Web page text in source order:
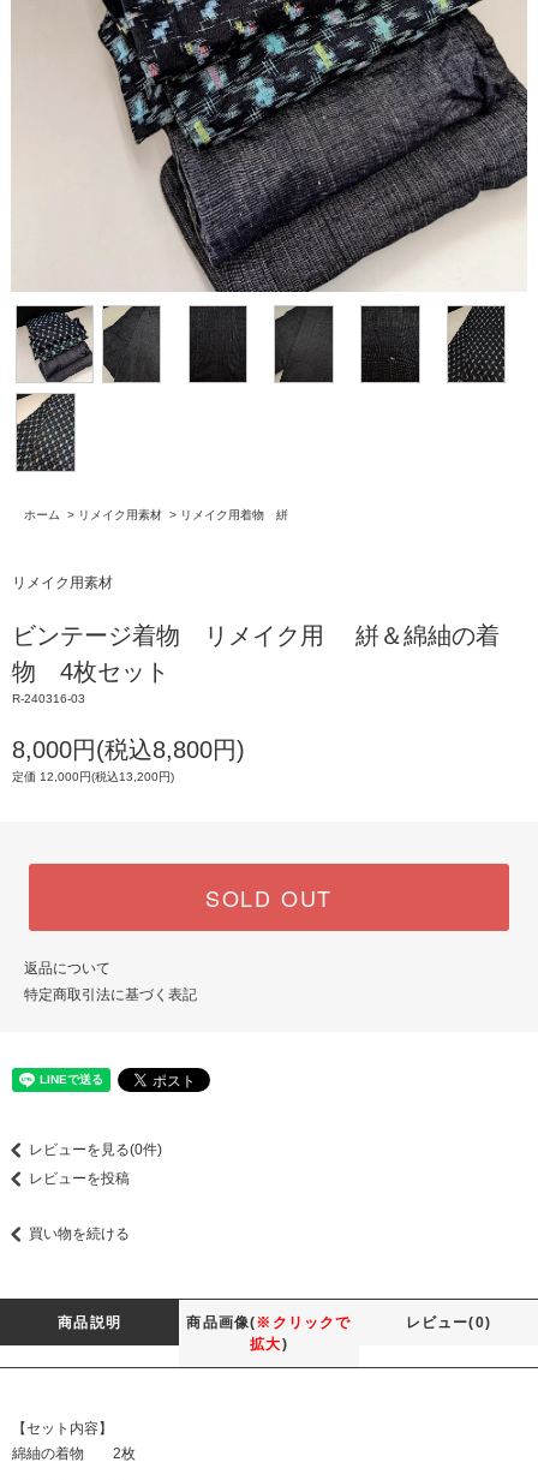
ホーム > リメイク用素材 > リメイク用着物 絣
リメイク用素材
ビンテージ着物 リメイク用 絣＆綿紬の着
物 4枚セット
R-240316-03
8,000円(税込8,800円)
定価 12,000円(税込13,200円)
SOLD OUT
返品について
特定商取引法に基づく表記
レビューを見る(0件)
レビューを投稿
買い物を続ける
商品説明 商品画像(※クリックで
拡大)
レビュー(0)
【セット内容】
綿紬の着物 2枚